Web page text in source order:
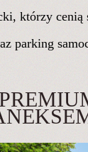
którzy
parking